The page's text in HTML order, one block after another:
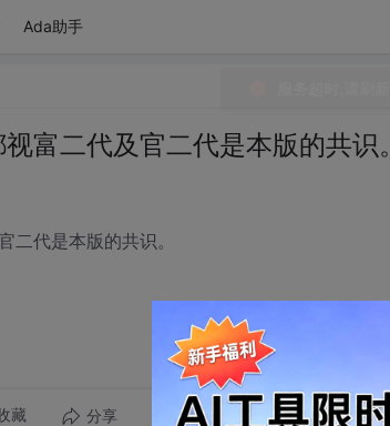
Ada助手
富二代及官二代是本版的共识。
二代是本版的共识。
藏 分享 转发到动态 举报